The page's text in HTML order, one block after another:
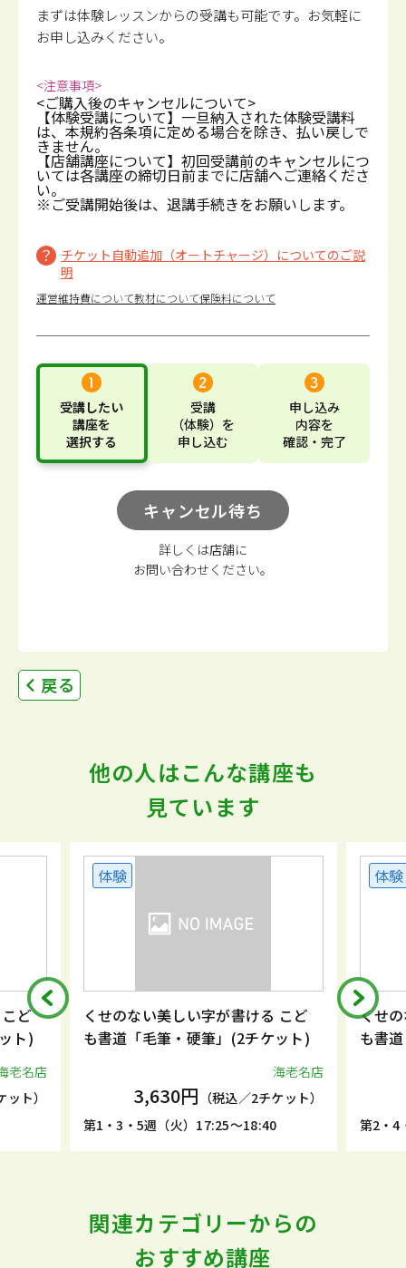
まずは体験レッスンからの受講も可能です。 お気軽に
お申し込みください。
<注意事項>
<ご購入後のキャンセルについて>
【体験受講について】一旦納入された体験受講料
は、本規約各条項に定める場合を除き、払い戻しで
きません。
【店舗講座について】初回受講前のキャンセルにつ
いては各講座の締切日前までに店舗へご連絡くださ
い。
※ご受講開始後は、退講手続きをお願いします。
チケット自動追加（オートチャージ）についてのご説
明
運営維持費について教材について保険料について
受講したい
講座を
選択する
受講
（体験） を
申し込む
申し込み
内容を
確認・完了
キャンセル待ち
詳しくは店舗に
お問い合わせください。
戻る
他の人はこんな講座も
見ています
ど
ト)
老名店
ト）
体験
くせのない美しい字が書ける こど
も書道「毛筆・硬筆」(2チケット)
海老名店
3,630円 （税込／2チケット）
第1・3・5週（火）17:25～18:40
体験
くせ
も書
第2・4
関連カテゴリーからの
おすすめ講座